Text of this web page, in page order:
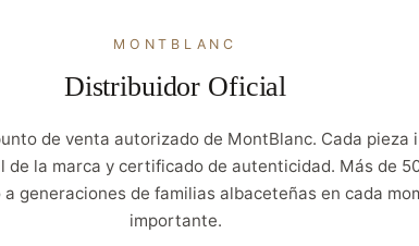
MONTBLANC
Distribuidor Oficial
de venta autorizado de MontBlanc. Cada pieza
de la marca y certificado de autenticidad. Más de
a generaciones de familias albaceteñas en cada
importante.